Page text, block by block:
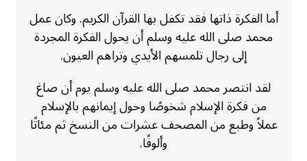
أما الفكرة ذاتها فقد تكفل بها القرآن الكريم. وكان عمل
محمد صلى الله عليه وسلم أن يحول الفكرة المجردة
إلى رجال تلمسهم الأيدي وتراهم العيون.
لقد انتصر محمد صلى الله عليه وسلم يوم أن صاغ
من فكرة الإسلام شخوصًا وحول إيمانهم بالإسلام
عملاً وطبع من المصحف عشرات من النسخ ثم مئاتًا
وألوفًا.